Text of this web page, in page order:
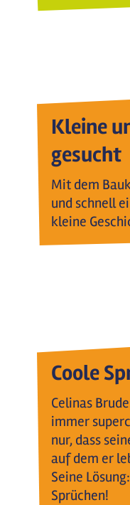
Kleine
gesucht
Mit dem
und schnell
kleine
Coole
Celinas
immer
nur, dass
auf dem er
Seine
Sprüchen!